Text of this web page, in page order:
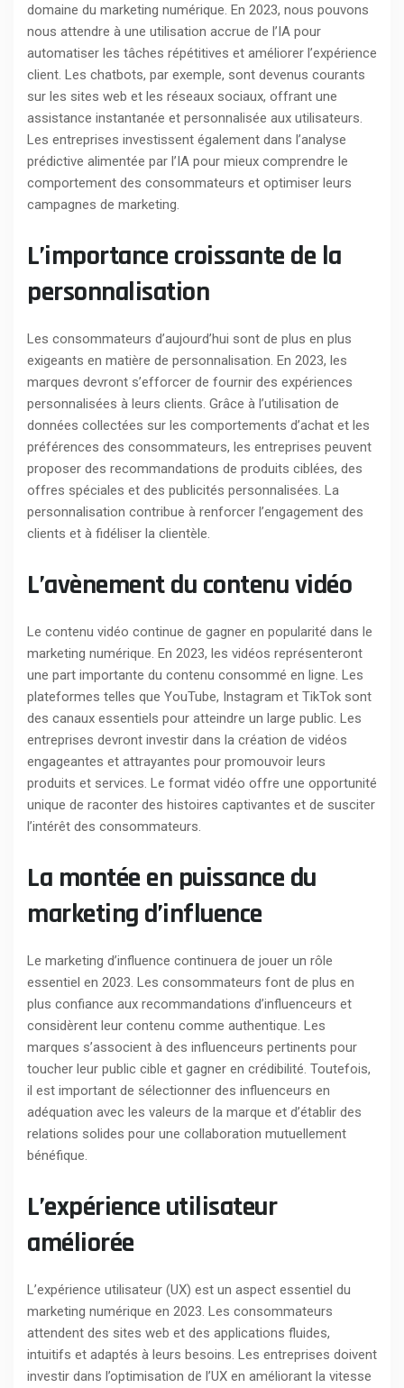
domaine du marketing numérique. En 2023, nous pouvons
nous attendre à une utilisation accrue de l’IA pour
automatiser les tâches répétitives et améliorer l’expérience
client. Les chatbots, par exemple, sont devenus courants
sur les sites web et les réseaux sociaux, offrant une
assistance instantanée et personnalisée aux utilisateurs.
Les entreprises investissent également dans l’analyse
prédictive alimentée par l’IA pour mieux comprendre le
comportement des consommateurs et optimiser leurs
campagnes de marketing.
L’importance croissante de la
personnalisation
Les consommateurs d’aujourd’hui sont de plus en plus
exigeants en matière de personnalisation. En 2023, les
marques devront s’efforcer de fournir des expériences
personnalisées à leurs clients. Grâce à l’utilisation de
données collectées sur les comportements d’achat et les
préférences des consommateurs, les entreprises peuvent
proposer des recommandations de produits ciblées, des
offres spéciales et des publicités personnalisées. La
personnalisation contribue à renforcer l’engagement des
clients et à fidéliser la clientèle.
L’avènement du contenu vidéo
Le contenu vidéo continue de gagner en popularité dans le
marketing numérique. En 2023, les vidéos représenteront
une part importante du contenu consommé en ligne. Les
plateformes telles que YouTube, Instagram et TikTok sont
des canaux essentiels pour atteindre un large public. Les
entreprises devront investir dans la création de vidéos
engageantes et attrayantes pour promouvoir leurs
produits et services. Le format vidéo offre une opportunité
unique de raconter des histoires captivantes et de susciter
l’intérêt des consommateurs.
La montée en puissance du
marketing d’influence
Le marketing d’influence continuera de jouer un rôle
essentiel en 2023. Les consommateurs font de plus en
plus confiance aux recommandations d’influenceurs et
considèrent leur contenu comme authentique. Les
marques s’associent à des influenceurs pertinents pour
toucher leur public cible et gagner en crédibilité. Toutefois,
il est important de sélectionner des influenceurs en
adéquation avec les valeurs de la marque et d’établir des
relations solides pour une collaboration mutuellement
bénéfique.
L’expérience utilisateur
améliorée
L’expérience utilisateur (UX) est un aspect essentiel du
marketing numérique en 2023. Les consommateurs
attendent des sites web et des applications fluides,
intuitifs et adaptés à leurs besoins. Les entreprises doivent
investir dans l’optimisation de l’UX en améliorant la vitesse